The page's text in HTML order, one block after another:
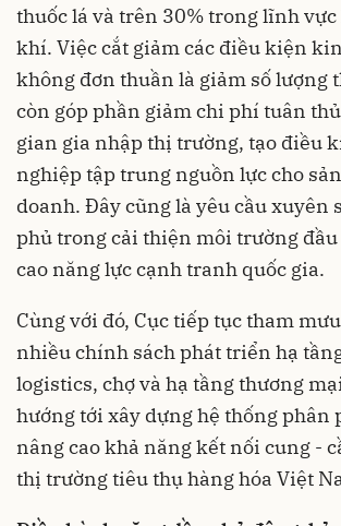
thuốc lá và trên 30% trong lĩnh
khí. Việc cắt giảm các điều kiện
không đơn thuần là giảm số lượng
còn góp phần giảm chi phí tuân
gian gia nhập thị trường, tạo điều
nghiệp tập trung nguồn lực cho
doanh. Đây cũng là yêu cầu xuyên
phủ trong cải thiện môi trường
cao năng lực cạnh tranh quốc gia.
Cùng với đó, Cục tiếp tục tham
nhiều chính sách phát triển hạ
logistics, chợ và hạ tầng thương
hướng tới xây dựng hệ thống phân
nâng cao khả năng kết nối cung -
thị trường tiêu thụ hàng hóa Việt